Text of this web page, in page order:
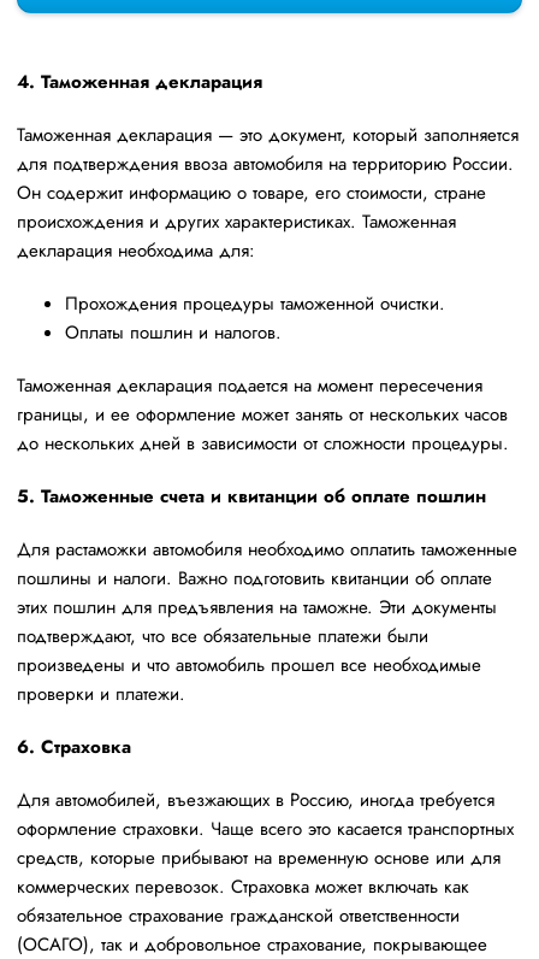
4. Таможенная декларация
Таможенная декларация — это документ, который заполняется
для подтверждения ввоза автомобиля на территорию России.
Он содержит информацию о товаре, его стоимости, стране
происхождения и других характеристиках. Таможенная
декларация необходима для:
Прохождения процедуры таможенной очистки.
Оплаты пошлин и налогов.
Таможенная декларация подается на момент пересечения
границы, и ее оформление может занять от нескольких часов
до нескольких дней в зависимости от сложности процедуры.
5. Таможенные счета и квитанции об оплате пошлин
Для растаможки автомобиля необходимо оплатить таможенные
пошлины и налоги. Важно подготовить квитанции об оплате
этих пошлин для предъявления на таможне. Эти документы
подтверждают, что все обязательные платежи были
произведены и что автомобиль прошел все необходимые
проверки и платежи.
6. Страховка
Для автомобилей, въезжающих в Россию, иногда требуется
оформление страховки. Чаще всего это касается транспортных
средств, которые прибывают на временную основе или для
коммерческих перевозок. Страховка может включать как
обязательное страхование гражданской ответственности
(ОСАГО), так и добровольное страхование, покрывающее